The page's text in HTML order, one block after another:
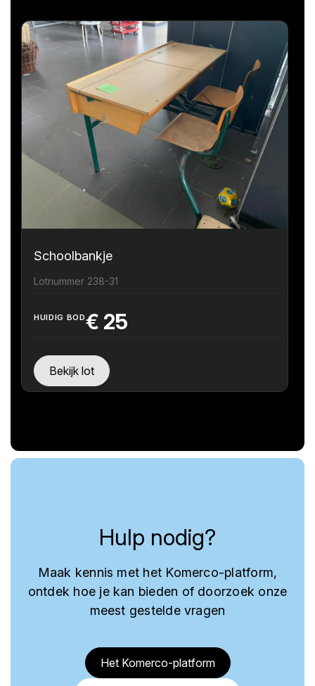
Schoolbankje
Lotnummer 238-31
HUIDIG BOD€ 25
Bekijk lot
Hulp nodig?
Maak kennis met het Komerco-platform,
ontdek hoe je kan bieden of doorzoek onze
meest gestelde vragen
Het Komerco-platform